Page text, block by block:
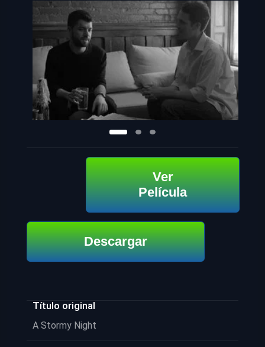
Ver
Película
Descargar
Título original
A Stormy Night